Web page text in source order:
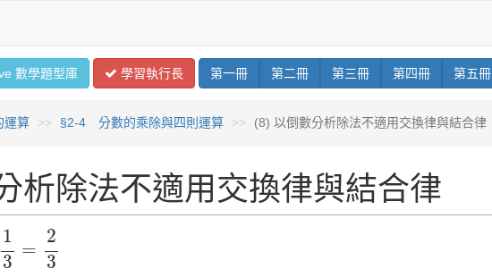
數學題型庫 學習執行長 第一冊 第二冊 第三冊 第四冊 第五冊
算 §2-4 分數的乘除與四則運算 (8) 以倒數分析除法不適用交換律與結合律
析除法不適用交換律與結合律
1
3
=
2
3
3